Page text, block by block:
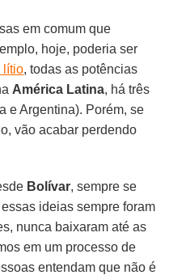
em comum que
hoje, poderia ser
lítio, todas as potências
América Latina, há três
e Argentina). Porém, se
vão acabar perdendo
Bolívar, sempre se
essas ideias sempre foram
nunca baixaram até as
em um processo de
entendam que não é